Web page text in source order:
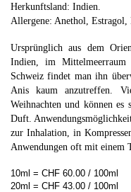
Herkunftsland: Indien.
Allergene: Anethol, Estragol,
Ursprünglich aus dem
Indien, im
Schweiz findet man ihn
Anis kaum anzutreffen.
Weihnachten und können es
Duft.
zur Inhalation, in
Anwendungen oft mit einem
10ml = CHF 60.00 / 100ml
20ml = CHF 43.00 / 100ml